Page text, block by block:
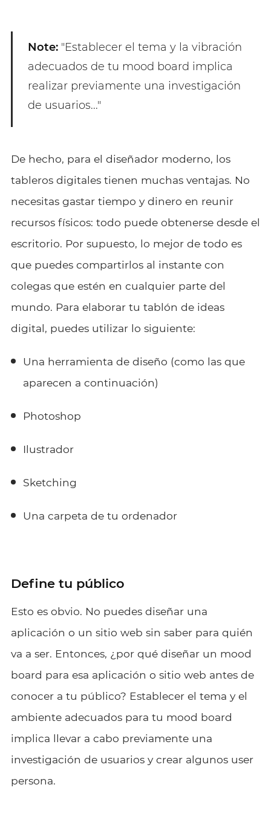
Note:"Establecer el tema y la vibración
adecuados de tu mood board implica
realizar previamente una investigación
de usuarios..."
De hecho, para el diseñador moderno, los
tableros digitales tienen muchas ventajas. No
necesitas gastar tiempo y dinero en reunir
recursos físicos: todo puede obtenerse desde el
escritorio. Por supuesto, lo mejor de todo es
que puedes compartirlos al instante con
colegas que estén en cualquier parte del
mundo. Para elaborar tu tablón de ideas
digital, puedes utilizar lo siguiente:
Una herramienta de diseño (como las que
aparecen a continuación)
Photoshop
Ilustrador
Sketching
Una carpeta de tu ordenador
Define tu público
Esto es obvio. No puedes diseñar una
aplicación o un sitio web sin saber para quién
va a ser. Entonces, ¿por qué diseñar un mood
board para esa aplicación o sitio web antes de
conocer a tu público? Establecer el tema y el
ambiente adecuados para tu mood board
implica llevar a cabo previamente una
investigación de usuarios y crear algunos user
persona.